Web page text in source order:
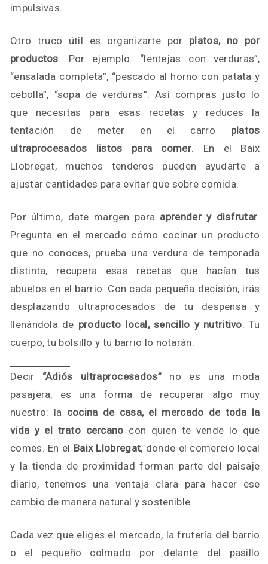
impulsivas.
Otro truco útil es organizarte por platos, no por
productos. Por ejemplo: “lentejas con verduras”,
“ensalada completa”, “pescado al horno con patata y
cebolla”, “sopa de verduras”. Así compras justo lo
que necesitas para esas recetas y reduces la
tentación de meter en el carro platos
ultraprocesados listos para comer. En el Baix
Llobregat, muchos tenderos pueden ayudarte a
ajustar cantidades para evitar que sobre comida.
Por último, date margen para aprender y disfrutar.
Pregunta en el mercado cómo cocinar un producto
que no conoces, prueba una verdura de temporada
distinta, recupera esas recetas que hacían tus
abuelos en el barrio. Con cada pequeña decisión, irás
desplazando ultraprocesados de tu despensa y
llenándola de producto local, sencillo y nutritivo. Tu
cuerpo, tu bolsillo y tu barrio lo notarán.
Decir “Adiós ultraprocesados”no es una moda
pasajera, es una forma de recuperar algo muy
nuestro: la cocina de casa, el mercado de toda la
vida y el trato cercano con quien te vende lo que
comes. En el Baix Llobregat, donde el comercio local
y la tienda de proximidad forman parte del paisaje
diario, tenemos una ventaja clara para hacer ese
cambio de manera natural y sostenible.
Cada vez que eliges el mercado, la frutería del barrio
o el pequeño colmado por delante del pasillo